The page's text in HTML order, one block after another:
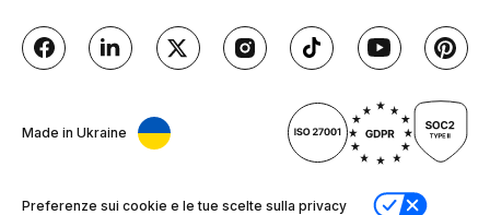
Made in Ukraine
Preferenze sui cookie e le tue scelte sulla privacy